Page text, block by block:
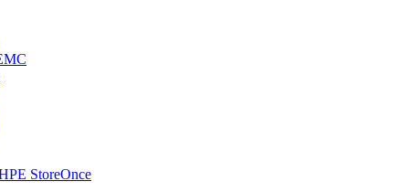
StoreOnce